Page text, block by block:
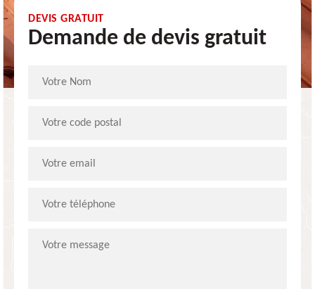
DEVIS GRATUIT
Demande de devis gratuit